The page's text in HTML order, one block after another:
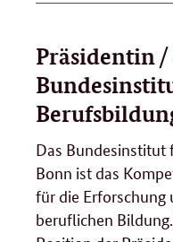
Präsidentin /
Das Bundesinstitut
Bonn ist das
für die
beruflichen